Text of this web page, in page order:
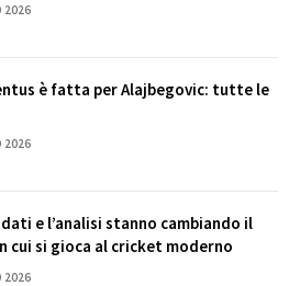
2026
è fatta per Alajbegovic: tutte le
2026
dati e l’analisi stanno cambiando il
cui si gioca al cricket moderno
2026